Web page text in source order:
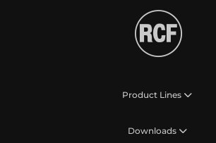
Product Lines
Downloads